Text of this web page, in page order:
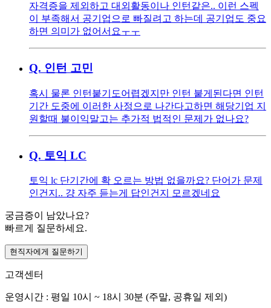
자격증을 제외하고 대외활동이나 인턴같은.. 이런 스펙
이 부족해서 공기업으로 빠질려고 하는데 공기업도 중요
하면 의미가 없어서요ㅜㅜ
Q. 인턴 고민
혹시 물론 인턴붙기도어렵겠지만 인턴 붙게된다면 인턴
기간 도중에 이러한 사정으로 나간다고하면 해당기업 지
원할때 불이익말고는 추가적 법적인 문제가 없나요?
Q. 토익 LC
토익 lc 단기간에 확 오르는 방법 없을까요? 단어가 문제
인건지.. 걍 자주 듣는게 답인건지 모르겠네요
궁금증이 남았나요?
빠르게 질문하세요.
현직자에게 질문하기
고객센터
운영시간 : 평일 10시 ~ 18시 30분 (주말, 공휴일 제외)